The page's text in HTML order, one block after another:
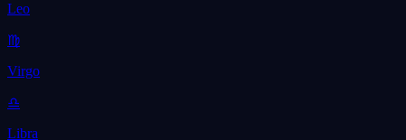
Leo
♍
Virgo
♎
Libra